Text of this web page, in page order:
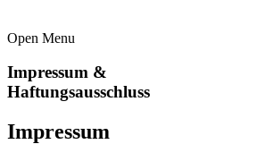
Open Menu
Impressum &
Haftungsausschluss
Impressum